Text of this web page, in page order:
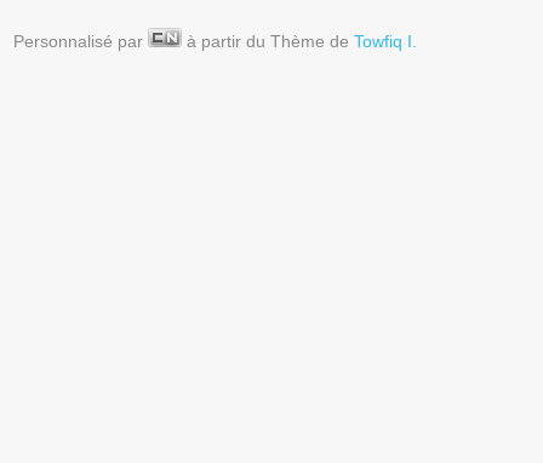
Personnalisé par à partir du Thème deTowfiq I.